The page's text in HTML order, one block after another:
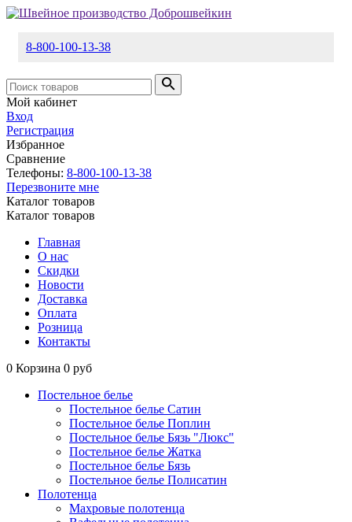
8-800-100-13-38
Мой кабинет
Вход
Регистрация
Избранное
Сравнение
Телефоны: 8-800-100-13-38
Перезвоните мне
Каталог товаров
Каталог товаров
Главная
О нас
Скидки
Новости
Доставка
Оплата
Розница
Контакты
0 Корзина 0 руб
Постельное белье
Постельное белье Сатин
Постельное белье Поплин
Постельное белье Бязь "Люкс"
Постельное белье Жатка
Постельное белье Бязь
Постельное белье Полисатин
Полотенца
Махровые полотенца